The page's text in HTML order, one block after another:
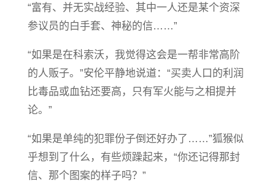
“富有、并无实战经验、其中一人还是某个资深
参议员的白手套、神秘的信……”
“如果是在科索沃，我觉得这会是一帮非常高阶
的人贩子。”安伦平静地说道：“买卖人口的利润
比毒品或血钻还要高，只有军火能与之相提并
论。”
“如果是单纯的犯罪份子倒还好办了……”狐猴似
乎想到了什么，有些烦躁起来，“你还记得那封
信、那个图案的样子吗？”